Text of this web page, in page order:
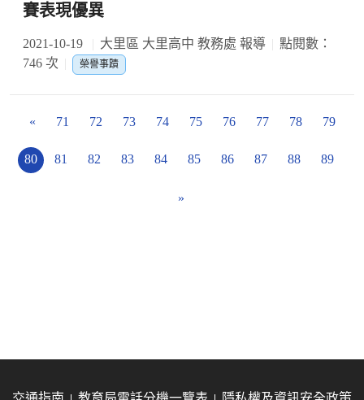
賽表現優異
2021-10-19 大里區 大里高中 教務處 報導
點閱數：
746 次
榮譽事蹟
« 71 72 73 74 75 76 77 78 79
80 81 82 83 84 85 86 87 88 89
»